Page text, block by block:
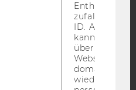
Bluesky
Enthält eine
ID. Anhand
kann Google
über
Websites